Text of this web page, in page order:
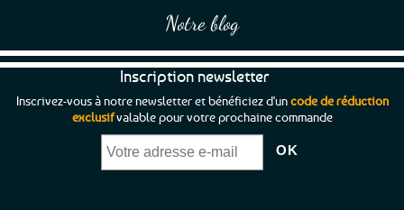
Notre blog
Inscription newsletter
Inscrivez-vous à notre newsletter et bénéficiez d'uncode de réduction
exclusifvalable pour votre prochaine commande